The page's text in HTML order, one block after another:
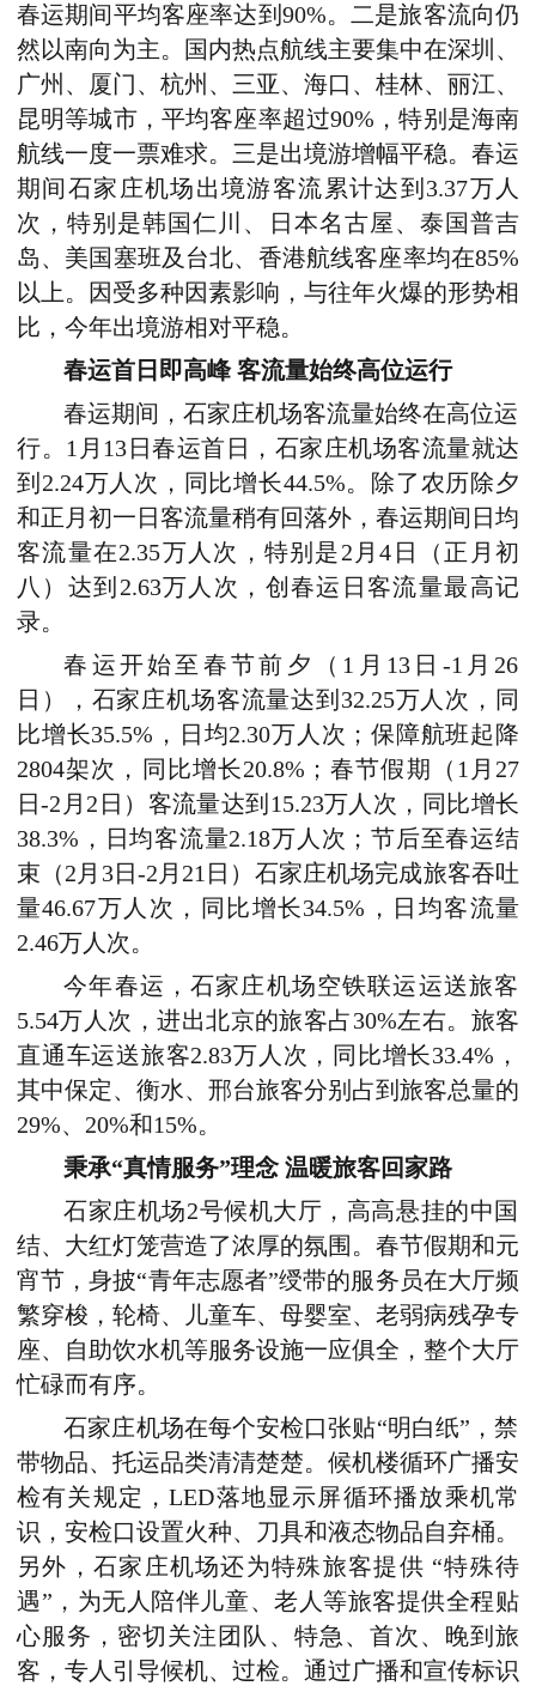
春运期间平均客座率达到90%。二是旅客流向仍
然以南向为主。国内热点航线主要集中在深圳、
广州、厦门、杭州、三亚、海口、桂林、丽江、
昆明等城市，平均客座率超过90%，特别是海南
航线一度一票难求。三是出境游增幅平稳。春运
期间石家庄机场出境游客流累计达到3.37万人
次，特别是韩国仁川、日本名古屋、泰国普吉
岛、美国塞班及台北、香港航线客座率均在85%
以上。因受多种因素影响，与往年火爆的形势相
比，今年出境游相对平稳。
春运首日即高峰 客流量始终高位运行
春运期间，石家庄机场客流量始终在高位运
行。1月13日春运首日，石家庄机场客流量就达
到2.24万人次，同比增长44.5%。除了农历除夕
和正月初一日客流量稍有回落外，春运期间日均
客流量在2.35万人次，特别是2月4日（正月初
八）达到2.63万人次，创春运日客流量最高记
录。
春运开始至春节前夕（1月13日-1月26
日），石家庄机场客流量达到32.25万人次，同
比增长35.5%，日均2.30万人次；保障航班起降
2804架次，同比增长20.8%；春节假期（1月27
日-2月2日）客流量达到15.23万人次，同比增长
38.3%，日均客流量2.18万人次；节后至春运结
束（2月3日-2月21日）石家庄机场完成旅客吞吐
量46.67万人次，同比增长34.5%，日均客流量
2.46万人次。
今年春运，石家庄机场空铁联运运送旅客
5.54万人次，进出北京的旅客占30%左右。旅客
直通车运送旅客2.83万人次，同比增长33.4%，
其中保定、衡水、邢台旅客分别占到旅客总量的
29%、20%和15%。
秉承“真情服务”理念 温暖旅客回家路
石家庄机场2号候机大厅，高高悬挂的中国
结、大红灯笼营造了浓厚的氛围。春节假期和元
宵节，身披“青年志愿者”绶带的服务员在大厅频
繁穿梭，轮椅、儿童车、母婴室、老弱病残孕专
座、自助饮水机等服务设施一应俱全，整个大厅
忙碌而有序。
石家庄机场在每个安检口张贴“明白纸”，禁
带物品、托运品类清清楚楚。候机楼循环广播安
检有关规定，LED落地显示屏循环播放乘机常
识，安检口设置火种、刀具和液态物品自弃桶。
另外，石家庄机场还为特殊旅客提供 “特殊待
遇”，为无人陪伴儿童、老人等旅客提供全程贴
心服务，密切关注团队、特急、首次、晚到旅
客，专人引导候机、过检。通过广播和宣传标识